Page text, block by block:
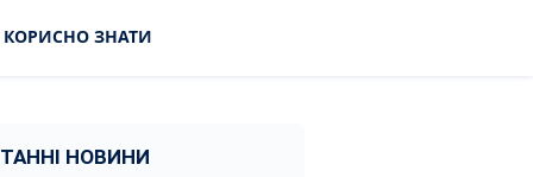
КОРИСНО ЗНАТИ
НОВИНИ